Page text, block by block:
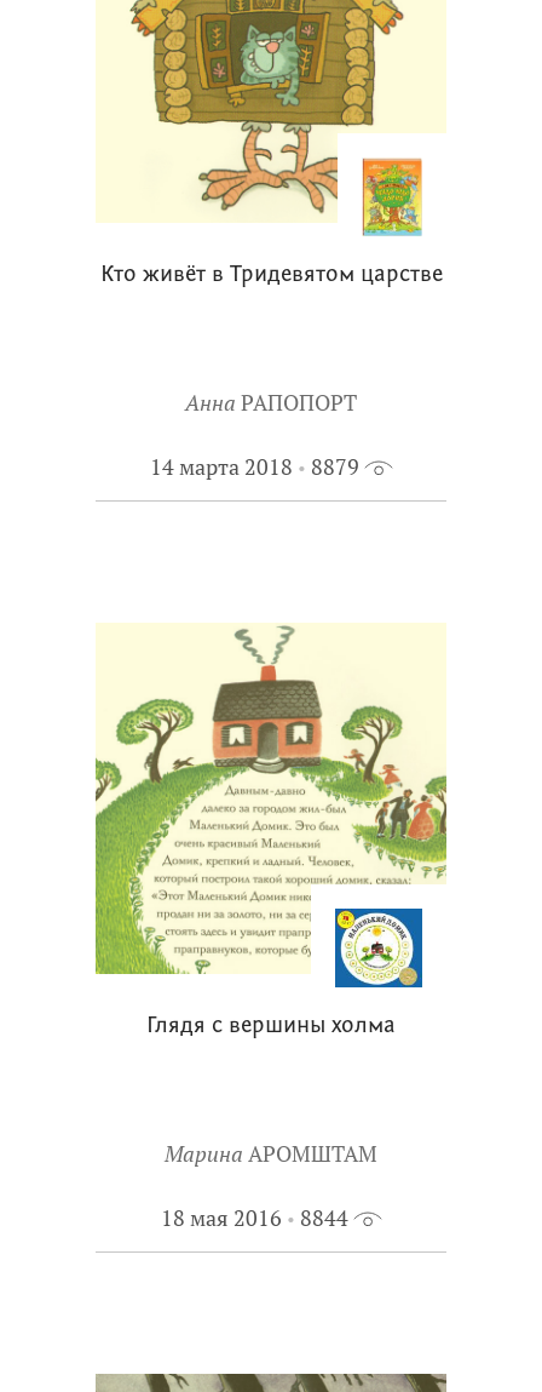
Кто живёт в Тридевятом царстве
Анна РАПОПОРТ
14 марта 2018 8879
Глядя с вершины холма
Марина АРОМШТАМ
18 мая 2016 8844